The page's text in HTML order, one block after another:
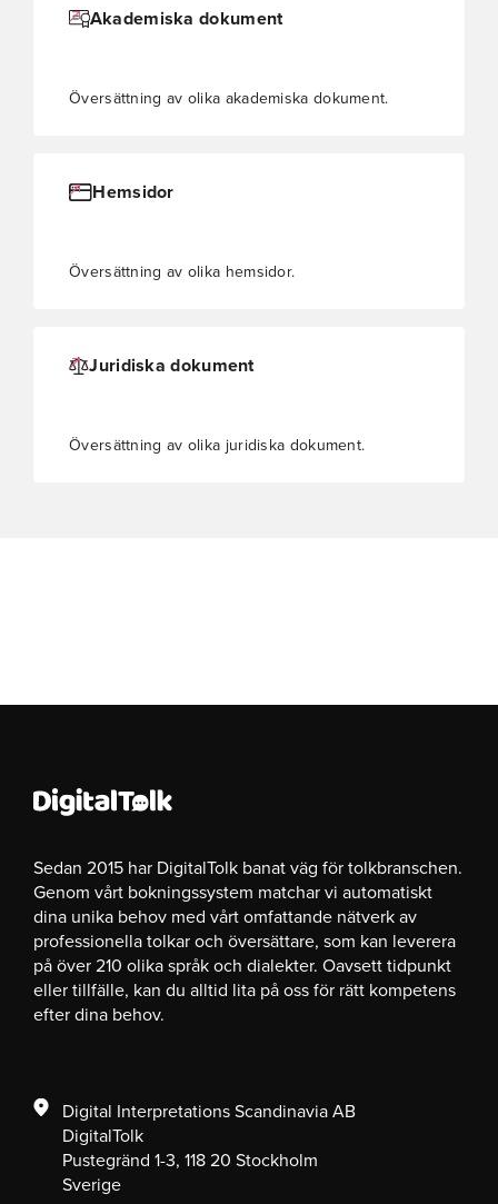
Akademiska dokument
Översättning av olika akademiska dokument.
Hemsidor
Översättning av olika hemsidor.
Juridiska dokument
Översättning av olika juridiska dokument.
Sedan 2015 har DigitalTolk banat väg för tolkbranschen.
Genom vårt bokningssystem matchar vi automatiskt
dina unika behov med vårt omfattande nätverk av
professionella tolkar och översättare, som kan leverera
på över 210 olika språk och dialekter. Oavsett tidpunkt
eller tillfälle, kan du alltid lita på oss för rätt kompetens
efter dina behov.
Digital Interpretations Scandinavia AB
DigitalTolk
Pustegränd 1-3, 118 20 Stockholm
Sverige